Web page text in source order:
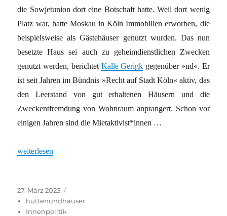
die Sowjetunion dort eine Botschaft hatte. Weil dort wenig
Platz war, hatte Moskau in Köln Immobilien erworben, die
beispielsweise als Gästehäuser genutzt wurden. Das nun
besetzte Haus sei auch zu geheimdienstlichen Zwecken
genutzt werden, berichtet Kalle Gerigk gegenüber »nd«. Er
ist seit Jahren im Bündnis »Recht auf Stadt Köln« aktiv, das
den Leerstand von gut erhaltenen Häusern und die
Zweckentfremdung von Wohnraum anprangert. Schon vor
einigen Jahren sind die Mietaktivist*innen …
„»Housing Action Days«: Mietrebellen auf der Straße“
weiterlesen
Veröffentlicht
am
27. März 2023
hüttenundhäuser
Innenpolitik